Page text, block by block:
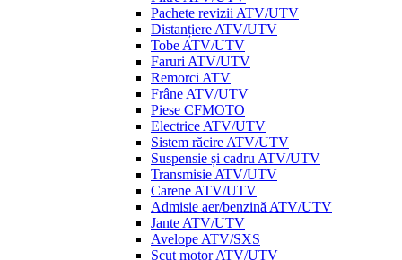
Pachete revizii ATV/UTV
Distanțiere ATV/UTV
Tobe ATV/UTV
Faruri ATV/UTV
Remorci ATV
Frâne ATV/UTV
Piese CFMOTO
Electrice ATV/UTV
Sistem răcire ATV/UTV
Suspensie și cadru ATV/UTV
Transmisie ATV/UTV
Carene ATV/UTV
Admisie aer/benzină ATV/UTV
Jante ATV/UTV
Avelope ATV/SXS
Scut motor ATV/UTV